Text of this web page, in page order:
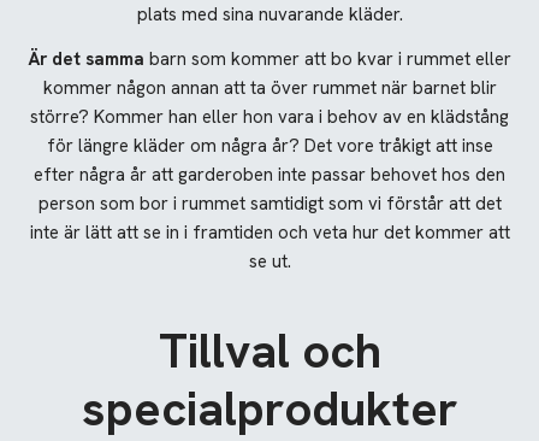
plats med sina nuvarande kläder.
Är det samma barn som kommer att bo kvar i rummet eller
kommer någon annan att ta över rummet när barnet blir
större? Kommer han eller hon vara i behov av en klädstång
för längre kläder om några år? Det vore tråkigt att inse
efter några år att garderoben inte passar behovet hos den
person som bor i rummet samtidigt som vi förstår att det
inte är lätt att se in i framtiden och veta hur det kommer att
se ut.
Tillval och
specialprodukter